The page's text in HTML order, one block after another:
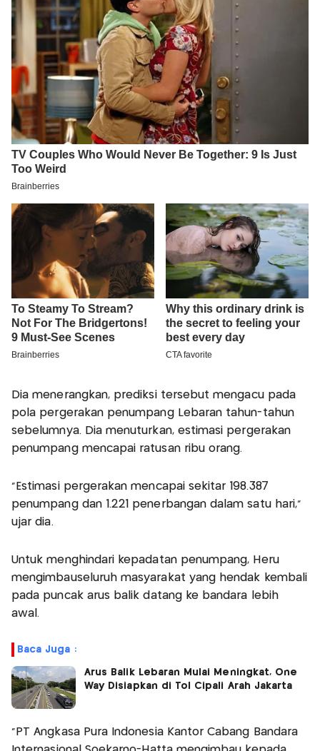
Dia menerangkan, prediksi tersebut mengacu pada
pola pergerakan penumpang Lebaran tahun-tahun
sebelumnya. Dia menuturkan, estimasi pergerakan
penumpang mencapai ratusan ribu orang.
“Estimasi pergerakan mencapai sekitar 198.387
penumpang dan 1.221 penerbangan dalam satu hari,”
ujar dia.
Untuk menghindari kepadatan penumpang, Heru
mengimbauseluruh masyarakat yang hendak kembali
pada puncak arus balik datang ke bandara lebih
awal.
Baca Juga :
Arus Balik Lebaran Mulai Meningkat, One
Way Disiapkan di Tol Cipali Arah Jakarta
“PT Angkasa Pura Indonesia Kantor Cabang Bandara